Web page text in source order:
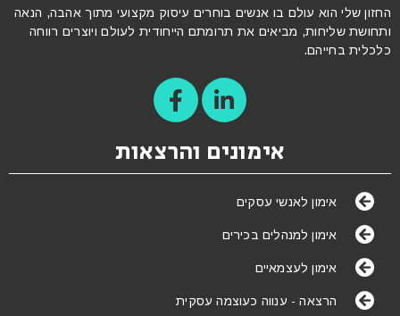
החזון שלי הוא עולם בו אנשים בוחרים עיסוק מקצועי מתוך אהבה, הנאה
ותחושת שליחות, מביאים את תרומתם הייחודית לעולם ויוצרים רווחה
כלכלית בחייהם.
אימונים והרצאות
אימון לאנשי עסקים
אימון למנהלים בכירים
אימון לעצמאיים
הרצאה - ענווה כעוצמה עסקית